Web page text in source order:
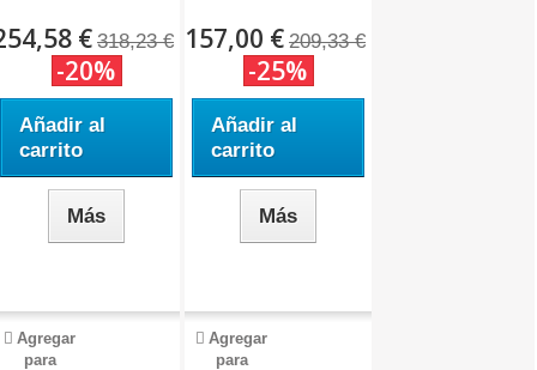
€ 318,23 €
-20%
Añadir al
carrito
Más
Agregar
para
157,00 € 209,33 €
-25%
Añadir al
carrito
Más
Agregar
para